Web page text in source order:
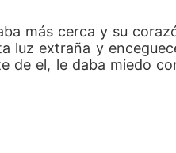
más cerca y su
luz extraña y
de el, le daba miedo